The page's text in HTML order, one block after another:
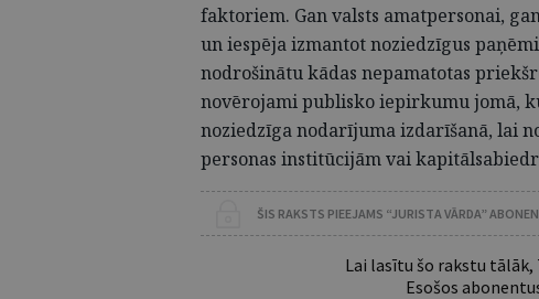
faktoriem. Gan valsts amatpersonai,
un iespēja izmantot noziedzīgus
nodrošinātu kādas nepamatotas
novērojami publisko iepirkumu jomā,
noziedzīga nodarījuma izdarīšanā, lai
personas institūcijām vai
ŠIS RAKSTS PIEEJAMS “JURISTA VĀRDA”
Lai lasītu šo rakstu
Esošos